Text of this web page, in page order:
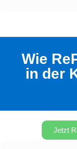
Wie
in der
Jetzt